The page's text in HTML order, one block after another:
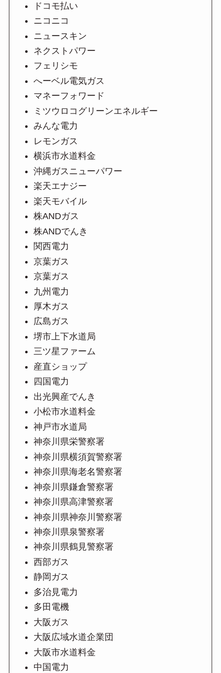
ドコモ払い
ニコニコ
ニュースキン
ネクストパワー
フェリシモ
へーベル電気ガス
マネーフォワード
ミツウロコグリーンエネルギー
みんな電力
レモンガス
横浜市水道料金
沖縄ガスニューパワー
楽天エナジー
楽天モバイル
株ANDガス
株ANDでんき
関西電力
京葉ガス
京葉ガス
九州電力
厚木ガス
広島ガス
堺市上下水道局
三ツ星ファーム
産直ショップ
四国電力
出光興産でんき
小松市水道料金
神戸市水道局
神奈川県栄警察署
神奈川県横須賀警察署
神奈川県海老名警察署
神奈川県鎌倉警察署
神奈川県高津警察署
神奈川県神奈川警察署
神奈川県泉警察署
神奈川県鶴見警察署
西部ガス
静岡ガス
多治見電力
多田電機
大阪ガス
大阪広域水道企業団
大阪市水道料金
中国電力